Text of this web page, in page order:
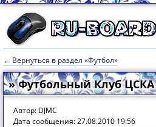
← Вернуться в раздел «Футбол»
» Футбольный Клуб ЦСКА
Автор: DJMC
Дата сообщения: 27.08.2010 19:56